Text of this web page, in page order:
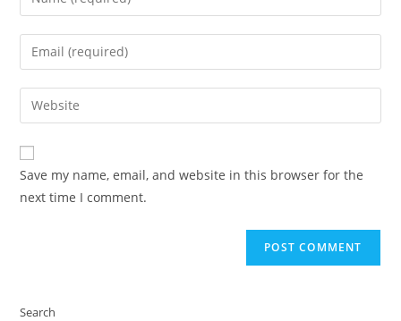
your
name
comment
Enter
your
email
address
comment
Enter
your
website
URL
(optional)
Save my name, email, and website in this browser for the
next time I comment.
Search